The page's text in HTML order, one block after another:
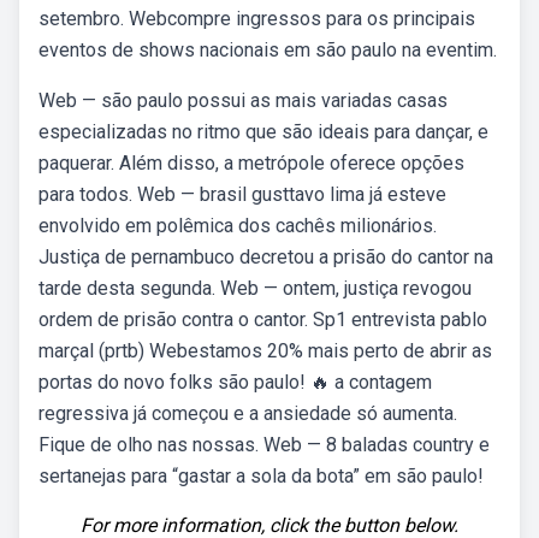
setembro. Webcompre ingressos para os principais
eventos de shows nacionais em são paulo na eventim.
Web — são paulo possui as mais variadas casas
especializadas no ritmo que são ideais para dançar, e
paquerar. Além disso, a metrópole oferece opções
para todos. Web — brasil gusttavo lima já esteve
envolvido em polêmica dos cachês milionários.
Justiça de pernambuco decretou a prisão do cantor na
tarde desta segunda. Web — ontem, justiça revogou
ordem de prisão contra o cantor. Sp1 entrevista pablo
marçal (prtb) Webestamos 20% mais perto de abrir as
portas do novo folks são paulo! 🔥 a contagem
regressiva já começou e a ansiedade só aumenta.
Fique de olho nas nossas. Web — 8 baladas country e
sertanejas para “gastar a sola da bota” em são paulo!
For more information, click the button below.